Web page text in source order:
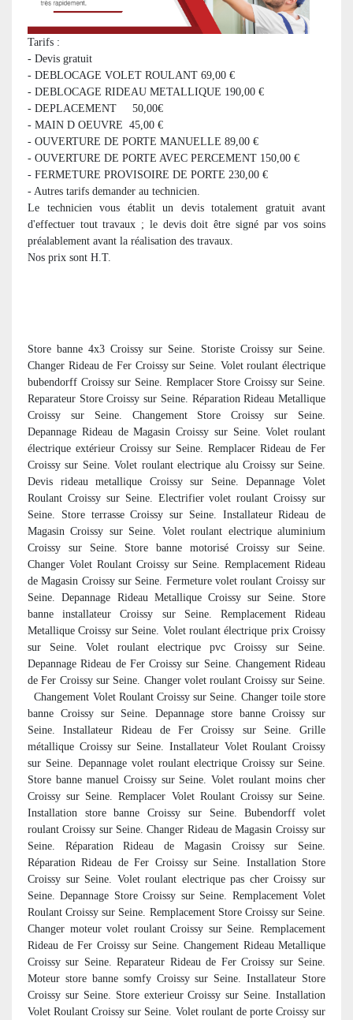
Tarifs :
- Devis gratuit
- DEBLOCAGE VOLET ROULANT 69,00 €
- DEBLOCAGE RIDEAU METALLIQUE 190,00 €
- DEPLACEMENT 50,00€
- MAIN D OEUVRE 45,00 €
- OUVERTURE DE PORTE MANUELLE 89,00 €
- OUVERTURE DE PORTE AVEC PERCEMENT 150,00 €
- FERMETURE PROVISOIRE DE PORTE 230,00 €
- Autres tarifs demander au technicien.
Le technicien vous établit un devis totalement gratuit avant
d'effectuer tout travaux ; le devis doit être signé par vos soins
préalablement avant la réalisation des travaux.
Nos prix sont H.T.
Store banne 4x3 Croissy sur Seine. Storiste Croissy sur Seine.
Changer Rideau de Fer Croissy sur Seine. Volet roulant électrique
bubendorff Croissy sur Seine. Remplacer Store Croissy sur Seine.
Reparateur Store Croissy sur Seine. Réparation Rideau Metallique
Croissy sur Seine. Changement Store Croissy sur Seine.
Depannage Rideau de Magasin Croissy sur Seine. Volet roulant
électrique extérieur Croissy sur Seine. Remplacer Rideau de Fer
Croissy sur Seine. Volet roulant electrique alu Croissy sur Seine.
Devis rideau metallique Croissy sur Seine. Depannage Volet
Roulant Croissy sur Seine. Electrifier volet roulant Croissy sur
Seine. Store terrasse Croissy sur Seine. Installateur Rideau de
Magasin Croissy sur Seine. Volet roulant electrique aluminium
Croissy sur Seine. Store banne motorisé Croissy sur Seine.
Changer Volet Roulant Croissy sur Seine. Remplacement Rideau
de Magasin Croissy sur Seine. Fermeture volet roulant Croissy sur
Seine. Depannage Rideau Metallique Croissy sur Seine. Store
banne installateur Croissy sur Seine. Remplacement Rideau
Metallique Croissy sur Seine. Volet roulant électrique prix Croissy
sur Seine. Volet roulant electrique pvc Croissy sur Seine.
Depannage Rideau de Fer Croissy sur Seine. Changement Rideau
de Fer Croissy sur Seine. Changer volet roulant Croissy sur Seine.
Changement Volet Roulant Croissy sur Seine. Changer toile store
banne Croissy sur Seine. Depannage store banne Croissy sur
Seine. Installateur Rideau de Fer Croissy sur Seine. Grille
métallique Croissy sur Seine. Installateur Volet Roulant Croissy
sur Seine. Depannage volet roulant electrique Croissy sur Seine.
Store banne manuel Croissy sur Seine. Volet roulant moins cher
Croissy sur Seine. Remplacer Volet Roulant Croissy sur Seine.
Installation store banne Croissy sur Seine. Bubendorff volet
roulant Croissy sur Seine. Changer Rideau de Magasin Croissy sur
Seine. Réparation Rideau de Magasin Croissy sur Seine.
Réparation Rideau de Fer Croissy sur Seine. Installation Store
Croissy sur Seine. Volet roulant electrique pas cher Croissy sur
Seine. Depannage Store Croissy sur Seine. Remplacement Volet
Roulant Croissy sur Seine. Remplacement Store Croissy sur Seine.
Changer moteur volet roulant Croissy sur Seine. Remplacement
Rideau de Fer Croissy sur Seine. Changement Rideau Metallique
Croissy sur Seine. Reparateur Rideau de Fer Croissy sur Seine.
Moteur store banne somfy Croissy sur Seine. Installateur Store
Croissy sur Seine. Store exterieur Croissy sur Seine. Installation
Volet Roulant Croissy sur Seine. Volet roulant de porte Croissy sur